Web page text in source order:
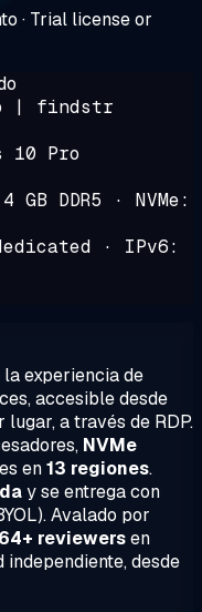
· Trial license or
| findstr
10 Pro
GB DDR5 · NVMe:
· IPv6:
experiencia de
accesible desde
a través de RDP.
NVMe
en13 regiones.
y se entrega con
Avalado por
reviewersen
independiente, desde